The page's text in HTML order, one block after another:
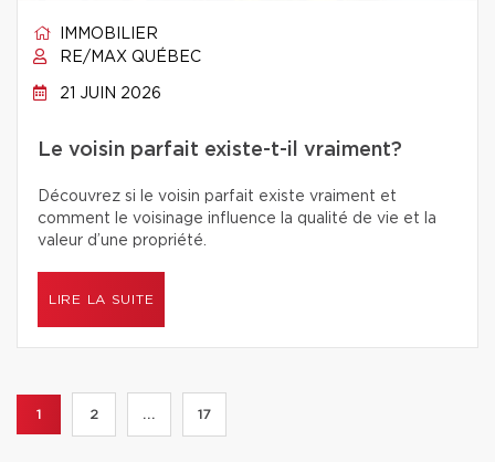
IMMOBILIER
RE/MAX QUÉBEC
21 JUIN 2026
Le voisin parfait existe-t-il vraiment?
Découvrez si le voisin parfait existe vraiment et
comment le voisinage influence la qualité de vie et la
valeur d’une propriété.
LIRE LA SUITE
1 2 ... 17